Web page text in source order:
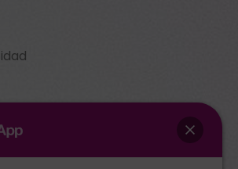
(UE)